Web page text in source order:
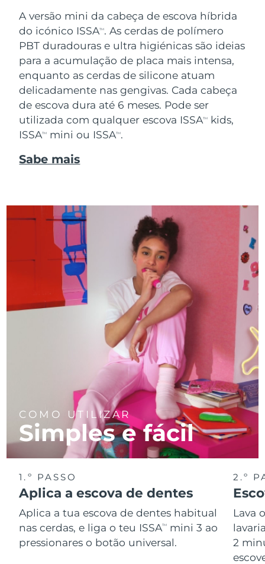
A versão mini da cabeça de escova híbrida
do icónico ISSATM. As cerdas de polímero
PBT duradouras e ultra higiénicas são ideias
para a acumulação de placa mais intensa,
enquanto as cerdas de silicone atuam
delicadamente nas gengivas. Cada cabeça
de escova dura até 6 meses. Pode ser
utilizada com qualquer escova ISSATM
kids,
ISSATM mini ou ISSATM.
Sabe mais
COMO UTILIZAR
Simples e fácil
1.º PASSO
Aplica a escova de dentes
Aplica a tua escova de dentes habitual
nas cerdas, e liga o teu ISSATM
mini 3 ao
pressionares o botão universal.
2.º
Lava
2